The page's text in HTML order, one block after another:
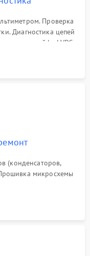
Проверка
Диагностика цепей
на шлейфе LVDS
(конденсаторов,
микросхемы
подсветки —
светодиодов.